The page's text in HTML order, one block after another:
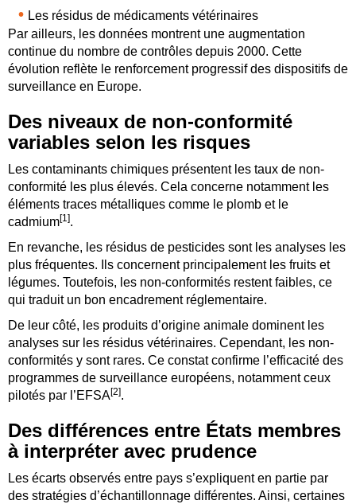
Les résidus de médicaments vétérinaires
Par ailleurs, les données montrent une augmentation
continue du nombre de contrôles depuis 2000. Cette
évolution reflète le renforcement progressif des dispositifs de
surveillance en Europe.
Des niveaux de non-conformité
variables selon les risques
Les contaminants chimiques présentent les taux de non-
conformité les plus élevés. Cela concerne notamment les
éléments traces métalliques comme le plomb et le
cadmium[1].
En revanche, les résidus de pesticides sont les analyses les
plus fréquentes. Ils concernent principalement les fruits et
légumes. Toutefois, les non-conformités restent faibles, ce
qui traduit un bon encadrement réglementaire.
De leur côté, les produits d’origine animale dominent les
analyses sur les résidus vétérinaires. Cependant, les non-
conformités y sont rares. Ce constat confirme l’efficacité des
programmes de surveillance européens, notamment ceux
pilotés par l’EFSA[2].
Des différences entre États membres
à interpréter avec prudence
Les écarts observés entre pays s’expliquent en partie par
des stratégies d’échantillonnage différentes. Ainsi, certaines